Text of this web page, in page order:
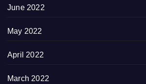
June 2022
May 2022
April 2022
March 2022